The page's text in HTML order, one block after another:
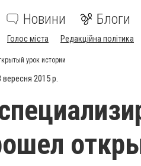
Новини Блоги
Голос міста Редакційна політика
урок истории
вересня 2015 р.